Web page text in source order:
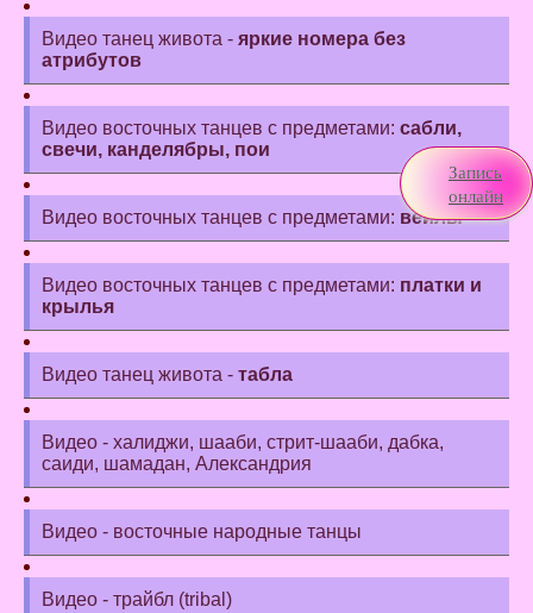
Запись
онлайн
Видео танец живота - яркие номера без
атрибутов
Видео восточных танцев с предметами: сабли,
свечи, канделябры, пои
Видео восточных танцев с предметами: вейлы
Видео восточных танцев с предметами: платки и
крылья
Видео танец живота - табла
Видео - халиджи, шааби, стрит-шааби, дабка,
саиди, шамадан, Александрия
Видео - восточные народные танцы
Видео - трайбл (tribal)